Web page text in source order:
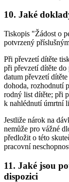
10. Jaké
Tiskopis "Žádost o
potvrzený
Při převzetí dítěte
při převzetí dítěte do
datum převzetí
dohoda, rozhodnutí
rodný list dítěte; při
k nahlédnutí úmrtní
Jestliže nárok na
nemůže pro vážné
předložit o této
pracovní
11. Jaké jsou
dispozici